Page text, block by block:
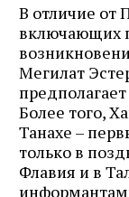
В отличие от
включающих
Мегилат
Более того,
Танахе –
только в
Флавия и в